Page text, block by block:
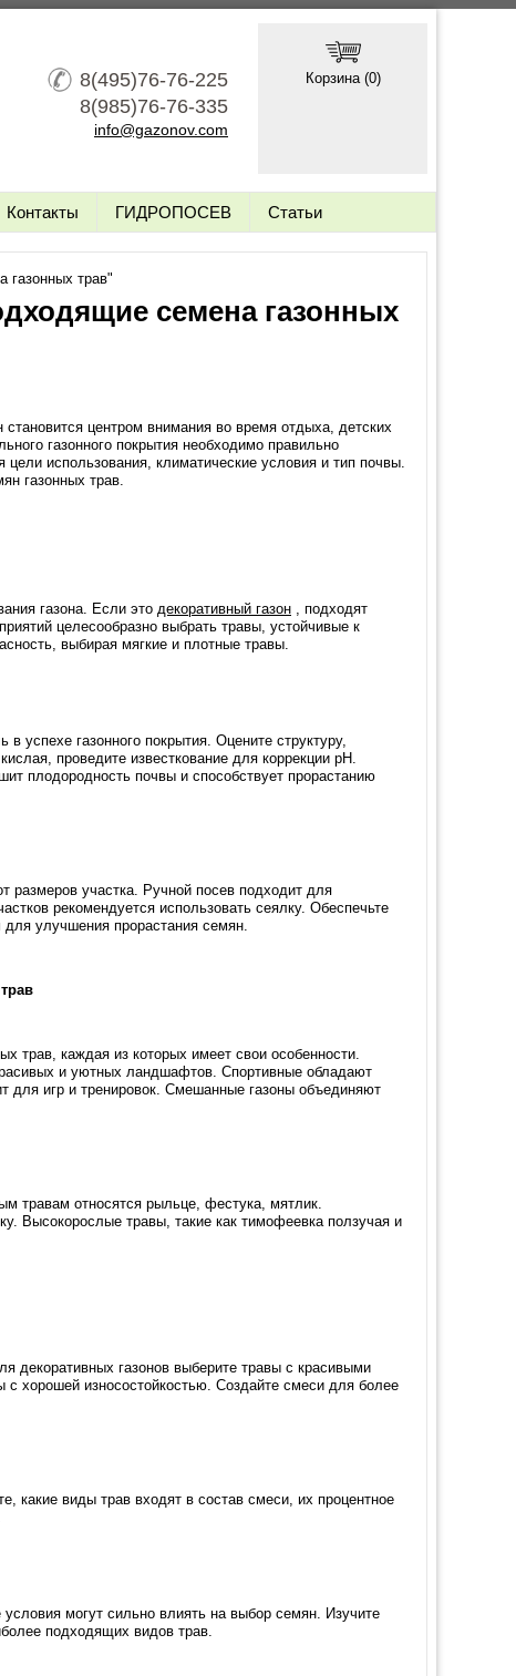
8(495)76-76-225
8(985)76-76-335
info@gazonov.com
Корзина (0)
Контакты ГИДРОПОСЕВ Статьи
газонных трав"
семена газонных
центром внимания во время отдыха, детских
газонного покрытия необходимо правильно
использования, климатические условия и тип почвы.
газонных трав.
газона. Если это декоративный газон , подходят
целесообразно выбрать травы, устойчивые к
выбирая мягкие и плотные травы.
успехе газонного покрытия. Оцените структуру,
проведите известкование для коррекции pH.
плодородность почвы и способствует прорастанию
размеров участка. Ручной посев подходит для
рекомендуется использовать сеялку. Обеспечьте
улучшения прорастания семян.
трав, каждая из которых имеет свои особенности.
и уютных ландшафтов. Спортивные обладают
для игр и тренировок. Смешанные газоны объединяют
травам относятся рыльце, фестука, мятлик.
Высокорослые травы, такие как тимофеевка ползучая и
декоративных газонов выберите травы с красивыми
с хорошей износостойкостью. Создайте смеси для более
какие виды трав входят в состав смеси, их процентное
могут сильно влиять на выбор семян. Изучите
подходящих видов трав.